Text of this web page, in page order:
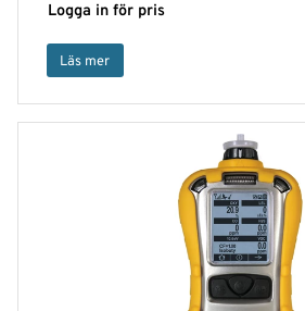
Logga in för pris
Läs mer